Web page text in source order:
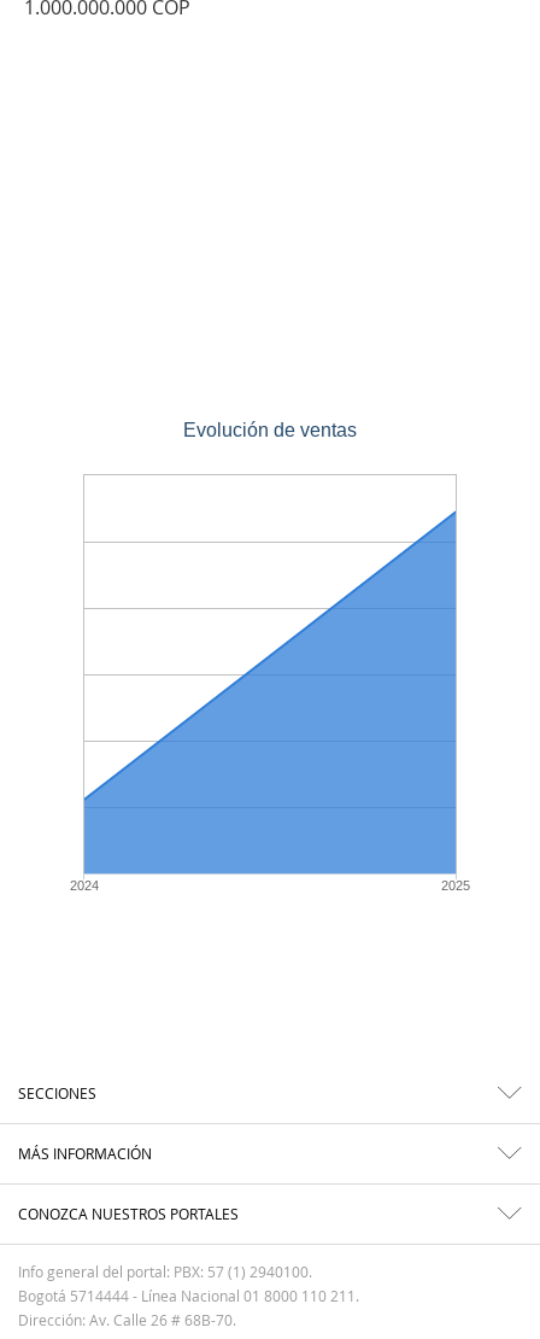
1.000.000.000 COP
Evolución de ventas
2024 2025
SECCIONES
MÁS INFORMACIÓN
CONOZCA NUESTROS PORTALES
Info general del portal: PBX: 57 (1) 2940100.
Bogotá 5714444 - Línea Nacional 01 8000 110 211.
Dirección: Av. Calle 26 # 68B-70.